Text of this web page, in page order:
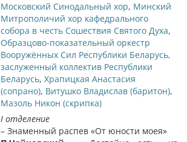
Московский Синодальный хор, Минский
Митрополичий хор кафедрального
собора в честь Сошествия Святого Духа,
Образцово-показательный оркестр
Вооружённых Сил Республики Беларусь,
заслуженный коллектив Республики
Беларусь, Храпицкая Анастасия
(сопрано), Витушко Владислав (баритон),
Мазоль Никон (скрипка)
I отделение
– Знаменный распев «От юности моея»